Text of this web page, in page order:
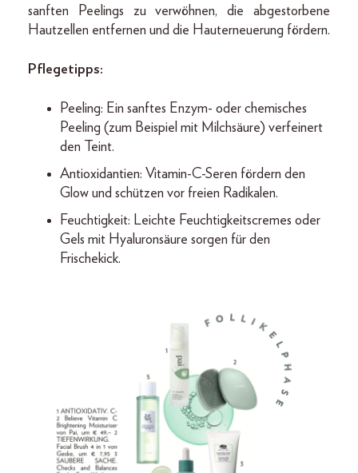
sanften Peelings zu verwöhnen, die abgestorbene
Hautzellen entfernen und die Hauterneuerung fördern.
Pflegetipps:
Peeling: Ein sanftes Enzym- oder chemisches
Peeling (zum Beispiel mit Milchsäure) verfeinert
den Teint.
Antioxidantien: Vitamin-C-Seren fördern den
Glow und schützen vor freien Radikalen.
Feuchtigkeit: Leichte Feuchtigkeitscremes oder
Gels mit Hyaluronsäure sorgen für den
Frischekick.